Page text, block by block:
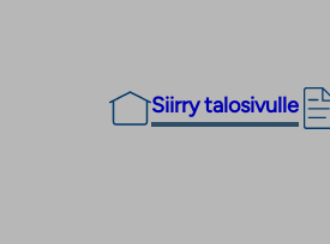
Siirry talosivulle